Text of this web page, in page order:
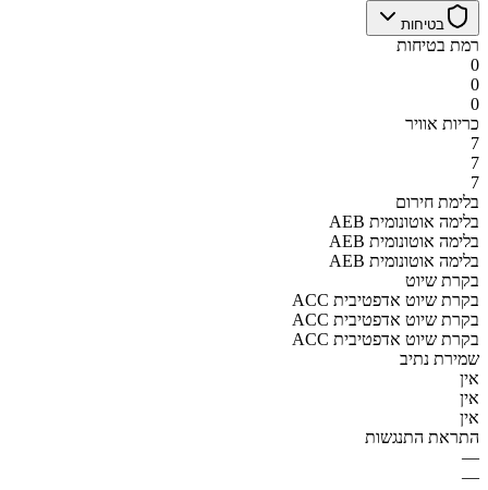
בטיחות
רמת בטיחות
0
0
0
כריות אוויר
7
7
7
בלימת חירום
AEB בלימה אוטונומית
AEB בלימה אוטונומית
AEB בלימה אוטונומית
בקרת שיוט
ACC בקרת שיוט אדפטיבית
ACC בקרת שיוט אדפטיבית
ACC בקרת שיוט אדפטיבית
שמירת נתיב
אין
אין
אין
התראת התנגשות
—
—